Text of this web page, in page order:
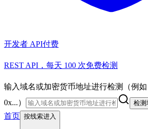
开发者 API付费
REST API，每天 100 次免费检测
输入域名或加密货币地址进行检测（例如
0x...）
检测
首页 按线索进入